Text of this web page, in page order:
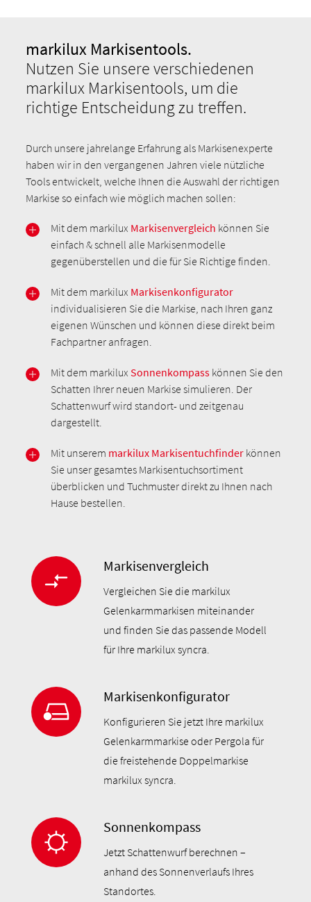
markilux Markisentools.
Nutzen Sie unsere verschiedenen
markilux Markisentools, um die
richtige Entscheidung zu treffen.
Durch unsere jahrelange Erfahrung als Markisenexperte
haben wir in den vergangenen Jahren viele nützliche
Tools entwickelt, welche Ihnen die Auswahl der richtigen
Markise so einfach wie möglich machen sollen:
Mit dem markilux Markisenvergleich können Sie
einfach & schnell alle Markisenmodelle
gegenüberstellen und die für Sie Richtige finden.
Mit dem markilux Markisenkonfigurator
individualisieren Sie die Markise, nach Ihren ganz
eigenen Wünschen und können diese direkt beim
Fachpartner anfragen.
Mit dem markiluxSonnenkompass können Sie den
Schatten Ihrer neuen Markise simulieren. Der
Schattenwurf wird standort- und zeitgenau
dargestellt.
Mit unserem markilux Markisentuchfinder können
Sie unser gesamtes Markisentuchsortiment
überblicken und Tuchmuster direkt zu Ihnen nach
Hause bestellen.
Markisenvergleich
Vergleichen Sie die markilux
Gelenkarmmarkisen miteinander
und finden Sie das passende Modell
für Ihre markilux syncra.
Markisenkonfigurator
Konfigurieren Sie jetzt Ihre markilux
Gelenkarmmarkise oder Pergola für
die freistehende Doppelmarkise
markilux syncra.
Sonnenkompass
Jetzt Schattenwurf berechnen –
anhand des Sonnenverlaufs Ihres
Standortes.